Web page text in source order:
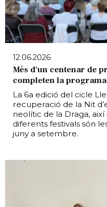
12.06.2026
Més d'un centenar de
completen la
La 6a edició del cicle
recuperació de la Nit
neolític de la Draga,
diferents festivals són
juny a setembre.